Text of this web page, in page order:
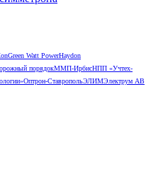
Green Watt PowerHaydon
порядокММП-ИрбисНПП «Учтех-
Оптрон-СтавропольЭЛИМЭлектрум АВ